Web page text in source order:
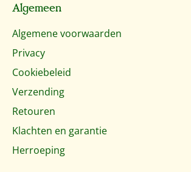
Algemeen
Algemene voorwaarden
Privacy
Cookiebeleid
Verzending
Retouren
Klachten en garantie
Herroeping